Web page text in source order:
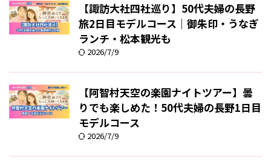
【諏訪大社四社巡り】50代夫婦の長野
旅2日目モデルコース｜御朱印・うなぎ
ランチ・松本観光も
2026/7/9
【阿智村天空の楽園ナイトツアー】曇
りでも楽しめた！50代夫婦の長野1日目
モデルコース
2026/7/9